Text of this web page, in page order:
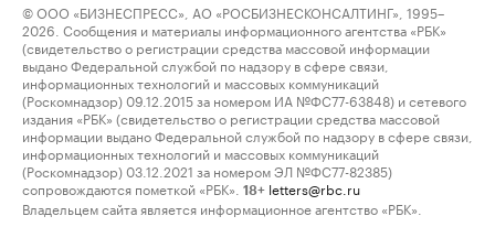
© ООО «БИЗНЕСПРЕСС», АО «РОСБИЗНЕСКОНСАЛТИНГ», 1995–
2026. Сообщения и материалы информационного агентства «РБК»
(свидетельство о регистрации средства массовой информации
выдано Федеральной службой по надзору в сфере связи,
информационных технологий и массовых коммуникаций
(Роскомнадзор) 09.12.2015 за номером ИА №ФС77-63848) и сетевого
издания «РБК» (свидетельство о регистрации средства массовой
информации выдано Федеральной службой по надзору в сфере связи,
информационных технологий и массовых коммуникаций
(Роскомнадзор) 03.12.2021 за номером ЭЛ №ФС77-82385)
сопровождаются пометкой «РБК».
18+ letters@rbc.ru
Владельцем сайта является информационное агентство «РБК».